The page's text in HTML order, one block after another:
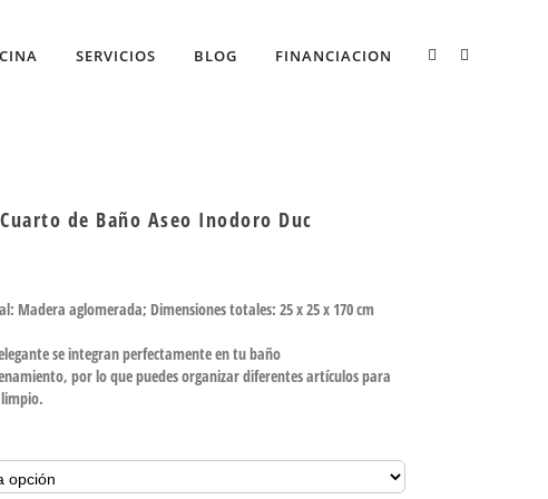
SERVICIOS BLOG FINANCIACION
de Baño Aseo Inodoro Duc
Madera aglomerada; Dimensiones totales: 25 x 25 x 170 cm
se integran perfectamente en tu baño
por lo que puedes organizar diferentes artículos para